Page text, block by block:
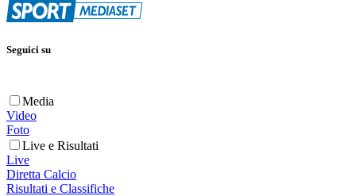
Seguici su
Media
Video
Foto
Live e Risultati
Live
Diretta Calcio
Risultati e Classifiche